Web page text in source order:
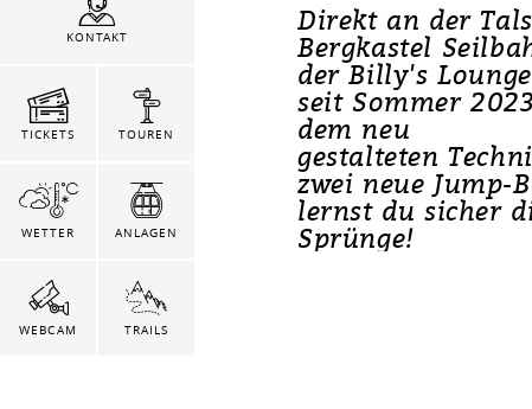
KONTAKT
TICKETS TOUREN
WETTER ANLAGEN
WEBCAM TRAILS
Direkt an der
Bergkastel
der Billy's
seit Sommer
dem neu
gestalteten
zwei neue Jump-
lernst du sicher
Sprünge!